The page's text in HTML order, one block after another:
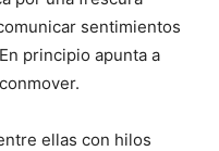
Mundo
sentimientos
principio apunta a
ellas con hilos